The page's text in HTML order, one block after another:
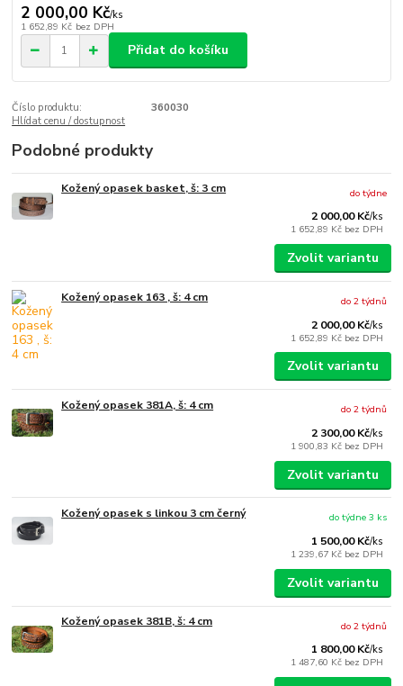
2 000,00 Kč/ks
1 652,89 Kč bez DPH
Přidat do košíku
Číslo produktu:
360030
Hlídat cenu / dostupnost
Podobné produkty
Kožený opasek basket, š: 3 cm
2 000,00 Kč/ks
1 652,89 Kč bez DPH
do týdne
Zvolit variantu
Kožený opasek 163 , š: 4 cm
2 000,00 Kč/ks
1 652,89 Kč bez DPH
do 2 týdnů
Zvolit variantu
Kožený opasek 381A, š: 4 cm
2 300,00 Kč/ks
1 900,83 Kč bez DPH
do 2 týdnů
Zvolit variantu
Kožený opasek s linkou 3 cm černý
1 500,00 Kč/ks
1 239,67 Kč bez DPH
do týdne 3 ks
Zvolit variantu
Kožený opasek 381B, š: 4 cm
1 800,00 Kč/ks
1 487,60 Kč bez DPH
do 2 týdnů